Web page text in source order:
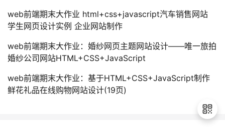
web前端期末大作业 html+css+javascript汽车销售网站
学生网页设计实例 企业网站制作
web前端期末大作业：婚纱网页主题网站设计——唯一旅拍
婚纱公司网站HTML+CSS+JavaScript
web前端期末大作业：基于HTML+CSS+JavaScript制作
鲜花礼品在线购物网站设计(19页)